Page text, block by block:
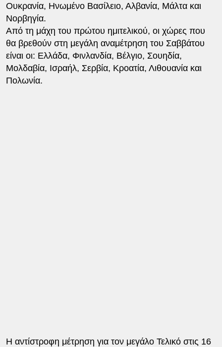
Ουκρανία, Ηνωμένο Βασίλειο, Αλβανία, Μάλτα και
Νορβηγία.
Από τη μάχη του πρώτου ημιτελικού, οι χώρες που
θα βρεθούν στη μεγάλη αναμέτρηση του Σαββάτου
είναι οι: Ελλάδα, Φινλανδία, Bέλγιο, Σουηδία,
Μολδαβία, Ισραήλ, Σερβία, Κροατία, Λιθουανία και
Πολωνία.
Η αντίστροφη μέτρηση για τον μεγάλο Τελικό στις 16